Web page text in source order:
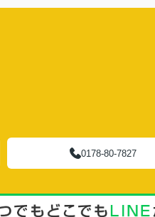
0178-80-7827